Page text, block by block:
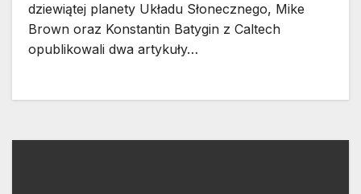
dziewiątej planety Układu Słonecznego, Mike
Brown oraz Konstantin Batygin z Caltech
opublikowali dwa artykuły…